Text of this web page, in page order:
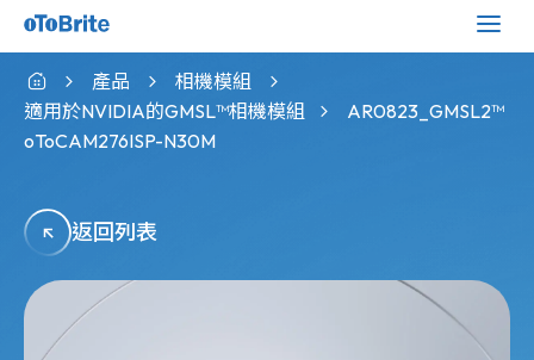
產品
相機模組
適用於NVIDIA的GMSL™相機模組
AR0823_GMSL2™
oToCAM276ISP-N30M
返回列表